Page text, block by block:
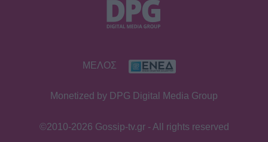
ΜΕΛΟΣ
Monetized by DPG Digital Media Group
©2010-2026 Gossip-tv.gr - All rights reserved